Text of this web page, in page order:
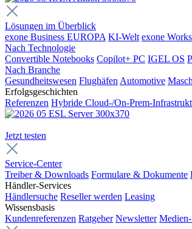
Lösungen im Überblick
exone Business EUROPA KI-Welt exone
Nach Technologie
Convertible Notebooks Copilot+ PC IGEL OS
Nach Branche
Gesundheitswesen Flughäfen Automotive
Erfolgsgeschichten
Referenzen Hybride Cloud-/On-Prem-
Jetzt testen
Service-Center
Treiber & Downloads Formulare & Dokumente
Händler-Services
Händlersuche Reseller werden Leasing
Wissensbasis
Kundenreferenzen Ratgeber Newsletter